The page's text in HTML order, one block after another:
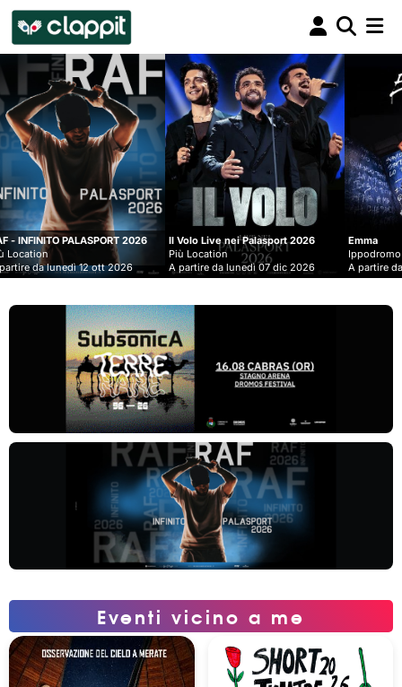
Clappit
biglietteria
2026
Il Volo Live nei Palasport 2026
Più Location
A partire da lunedì 07 dic 2026
Emma
Ippodromo Snai - San Siro
A partire da mercoledì 09 set
Eventi vicino a me